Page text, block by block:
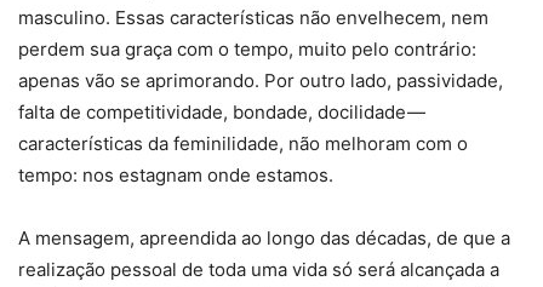
masculino. Essas características não envelhecem, nem
perdem sua graça com o tempo, muito pelo contrário:
apenas vão se aprimorando. Por outro lado, passividade,
falta de competitividade, bondade, docilidade —
características da feminilidade, não melhoram com o
tempo: nos estagnam onde estamos.
A mensagem, apreendida ao longo das décadas, de que a
realização pessoal de toda uma vida só será alcançada a